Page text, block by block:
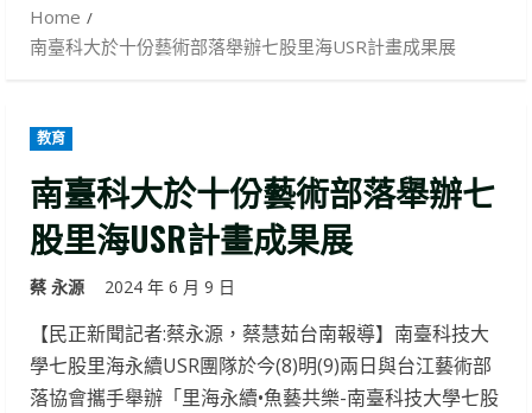
Home
南臺科大於十份藝術部落舉辦七股里海USR計畫成果展
教育
南臺科大於十份藝術部落舉辦七
股里海USR計畫成果展
蔡 永源 2024 年 6 月 9 日
【民正新聞記者:蔡永源，蔡慧茹台南報導】南臺科技大
學七股里海永續USR團隊於今(8)明(9)兩日與台江藝術部
落協會攜手舉辦「里海永續•魚藝共樂-南臺科技大學七股